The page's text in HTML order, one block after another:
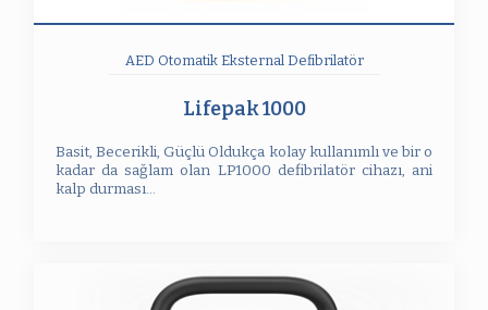
AED Otomatik Eksternal Defibrilatör
Lifepak 1000
Basit, Becerikli, Güçlü Oldukça kolay kullanımlı ve bir o
kadar da sağlam olan LP1000 defibrilatör cihazı, ani
kalp durması...